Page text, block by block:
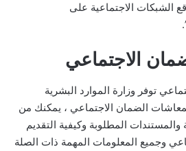
الشبكات الاجتماعية على
الاجتماعي
توفر وزارة الموارد البشرية
لمعاشات الضمان الاجتماعي ، يمكنك من
المطلوبة وكيفية التقديم
وجميع المعلومات المهمة ذات الصلة